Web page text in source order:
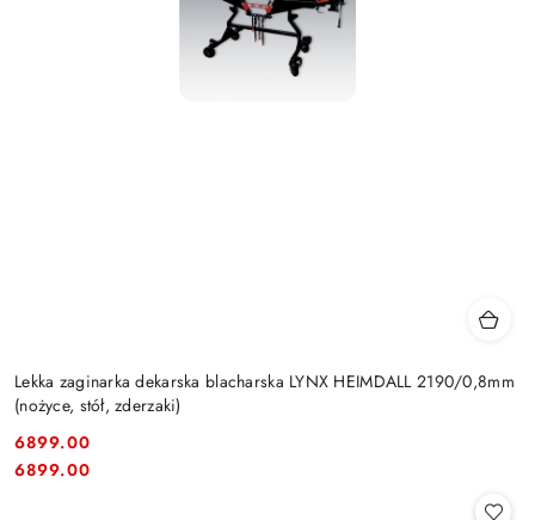
Lekka zaginarka dekarska blacharska LYNX HEIMDALL 2190/0,8mm
(nożyce, stół, zderzaki)
Cena:
6899.00
Cena:
6899.00